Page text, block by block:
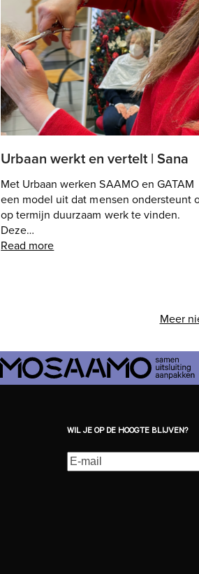
Urbaan werkt en vertelt | Sana
Met Urbaan werken SAAMO en GATAM
een model uit dat mensen ondersteunt
op termijn duurzaam werk te vinden.
Deze…
Read more
Meer
WIL JE OP DE HOOGTE BLIJVEN?
E-
mailadres(Vereist)